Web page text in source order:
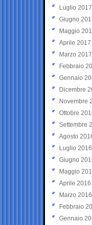
Luglio 2017
Giugno
Maggio
Aprile 2017
Marzo 2017
Febbraio
Gennaio
Dicembre
Novembre
Ottobre
Settembre
Agosto
Luglio 2016
Giugno
Maggio
Aprile 2016
Marzo 2016
Febbraio
Gennaio